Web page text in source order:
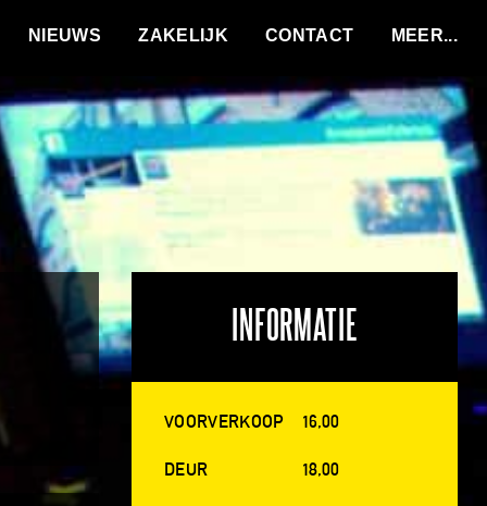
NIEUWS ZAKELIJK CONTACT
INFORMATIE
VOORVERKOOP 16,00
DEUR 18,00